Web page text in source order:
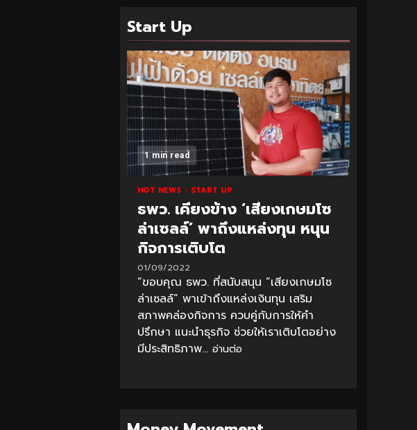
Start Up
1 min read
HOT NEWS START UP
ธพว. เคียงข้าง ‘เสียงเกษมโซ
ล่าเซลล์’ พาถึงแหล่งทุน หนุน
กิจการเติบโต
01/09/2022
“ขอบคุณ ธพว. ที่สนับสนุน “เสียงเกษมโซ
ล่าเซลล์” พาเข้าถึงแหล่งเงินทุน เสริม
สภาพคล่องกิจการ ควบคู่กับการให้คำ
ปรึกษา แนะนำธุรกิจ ช่วยให้เราเติบโตอย่าง
มีประสิทธิภาพ... อ่านต่อ